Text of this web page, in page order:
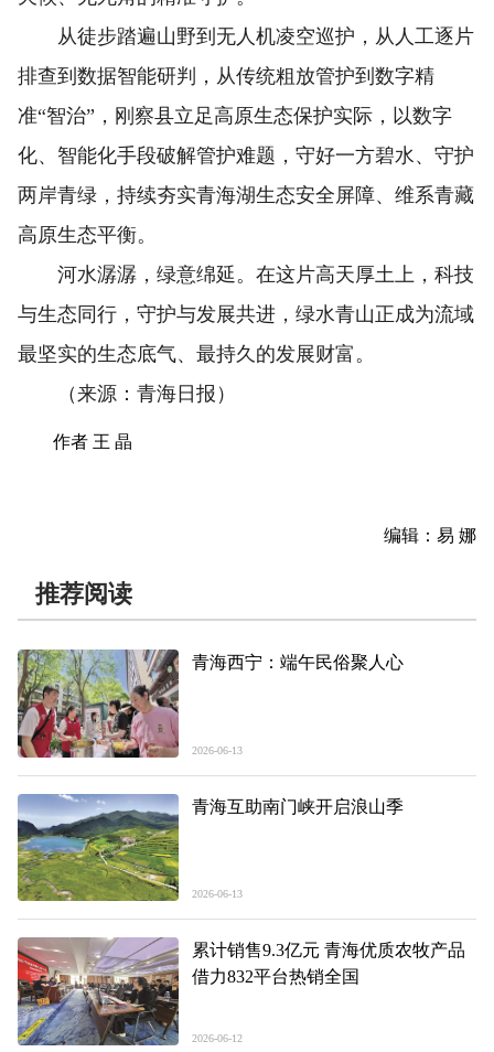
从徒步踏遍山野到无人机凌空巡护，从人工逐片
排查到数据智能研判，从传统粗放管护到数字精
准“智治”，刚察县立足高原生态保护实际，以数字
化、智能化手段破解管护难题，守好一方碧水、守护
两岸青绿，持续夯实青海湖生态安全屏障、维系青藏
高原生态平衡。
河水潺潺，绿意绵延。在这片高天厚土上，科技
与生态同行，守护与发展共进，绿水青山正成为流域
最坚实的生态底气、最持久的发展财富。
（来源：青海日报）
作者 王 晶
编辑：易 娜
推荐阅读
青海西宁：端午民俗聚人心
2026-06-13
青海互助南门峡开启浪山季
2026-06-13
累计销售9.3亿元 青海优质农牧产品
借力832平台热销全国
2026-06-12